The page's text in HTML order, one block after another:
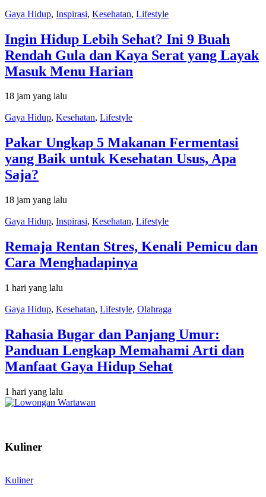
Gaya Hidup, Inspirasi, Kesehatan, Lifestyle
Ingin Hidup Lebih Sehat? Ini 9 Buah
Rendah Gula dan Kaya Serat yang Layak
Masuk Menu Harian
18 jam yang lalu
Gaya Hidup, Kesehatan, Lifestyle
Pakar Ungkap 5 Makanan Fermentasi
yang Baik untuk Kesehatan Usus, Apa
Saja?
18 jam yang lalu
Gaya Hidup, Inspirasi, Kesehatan, Lifestyle
Remaja Rentan Stres, Kenali Pemicu dan
Cara Menghadapinya
1 hari yang lalu
Gaya Hidup, Kesehatan, Lifestyle, Olahraga
Rahasia Bugar dan Panjang Umur:
Panduan Lengkap Memahami Arti dan
Manfaat Gaya Hidup Sehat
1 hari yang lalu
Kuliner
Kuliner